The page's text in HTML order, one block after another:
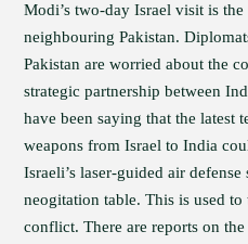
Modi’s two-day Israel visit is
neighbouring Pakistan.
Pakistan are worried about the
strategic partnership between
have been saying that the latest
weapons from Israel to India
Israeli’s laser-guided air
neogitation table. This is used
conflict. There are reports on